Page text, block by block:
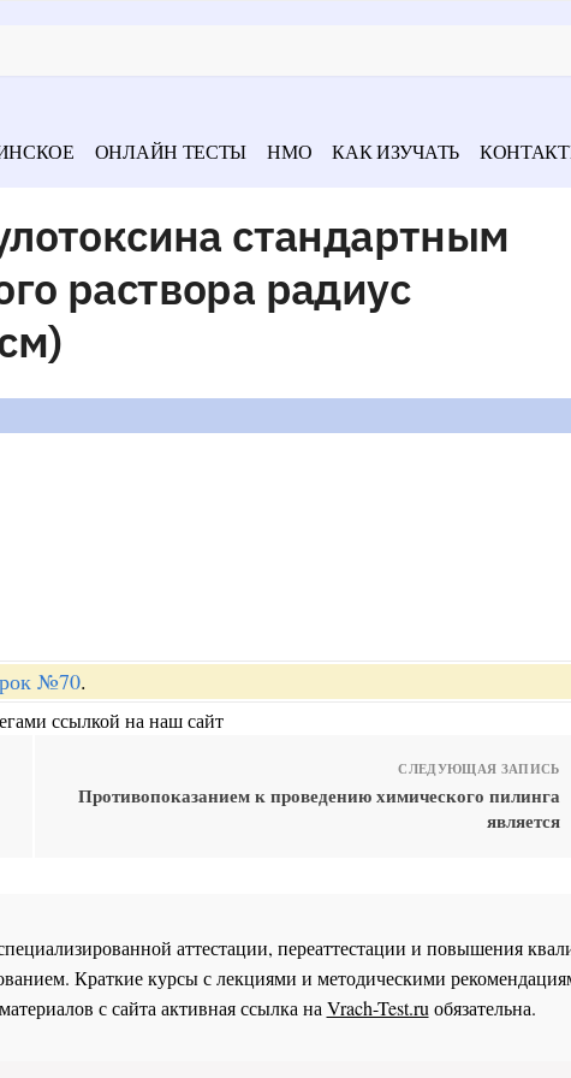
ОНЛАЙН ТЕСТЫ НМО КАК ИЗУЧАТЬ
стандартным
раствора радиус
№70.
ссылкой на наш сайт
СЛЕДУЮЩАЯ ЗАПИСЬ
Противопоказанием к проведению химического пилинга
является
аттестации, переаттестации и повышения
Краткие курсы с лекциями и методическими
с сайта активная ссылка на Vrach-Test.ru обязательна.